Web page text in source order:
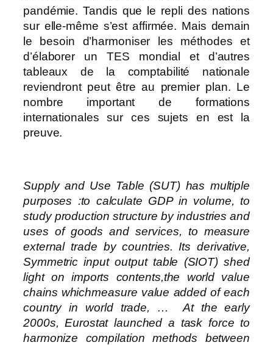
pandémie. Tandis que le repli des nations
sur elle-même s’est affirmée. Mais demain
le besoin d’harmoniser les méthodes et
d’élaborer un TES mondial et d’autres
tableaux de la comptabilité nationale
reviendront peut être au premier plan. Le
nombre important de formations
internationales sur ces sujets en est la
preuve.
Supply and Use Table (SUT) has multiple
purposes :to calculate GDP in volume, to
study production structure by industries and
uses of goods and services, to measure
external trade by countries. Its derivative,
Symmetric input output table (SIOT) shed
light on imports contents,the world value
chains whichmeasure value added of each
country in world trade, … At the early
2000s, Eurostat launched a task force to
harmonize compilation methods between